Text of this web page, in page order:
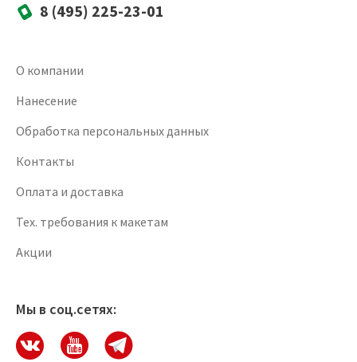
8 (495) 225-23-01
О компании
Нанесение
Обработка персональных данных
Контакты
Оплата и доставка
Тех. требования к макетам
Акции
Мы в соц.сетях: